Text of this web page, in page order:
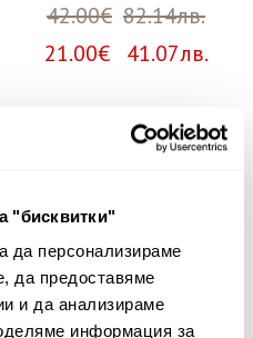
"бисквитки"
да персонализираме
да предоставяме
и да анализираме
информация за
42.00€ 82.14лв.
21.00€ 41.07лв.
мнение